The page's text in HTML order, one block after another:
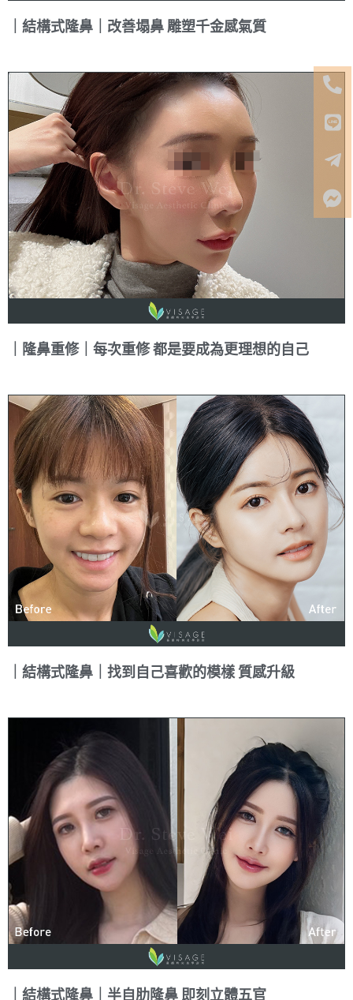
｜結構式隆鼻｜改善塌鼻 雕塑千金感氣質
｜隆鼻重修｜每次重修 都是要成為更理想的自己
｜結構式隆鼻｜找到自己喜歡的模樣 質感升級
｜結構式隆鼻｜半自肋隆鼻 即刻立體五官